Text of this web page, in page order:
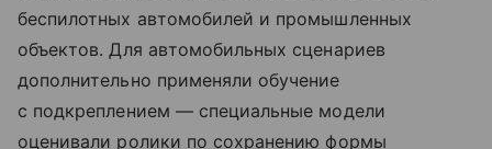
беспилотных автомобилей и промышленных
объектов. Для автомобильных сценариев
дополнительно применяли обучение
с подкреплением — специальные модели
оценивали ролики по сохранению формы